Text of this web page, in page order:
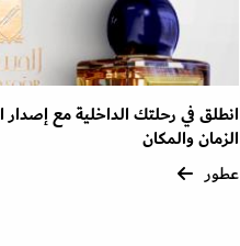
الزمان والمكان
عطور